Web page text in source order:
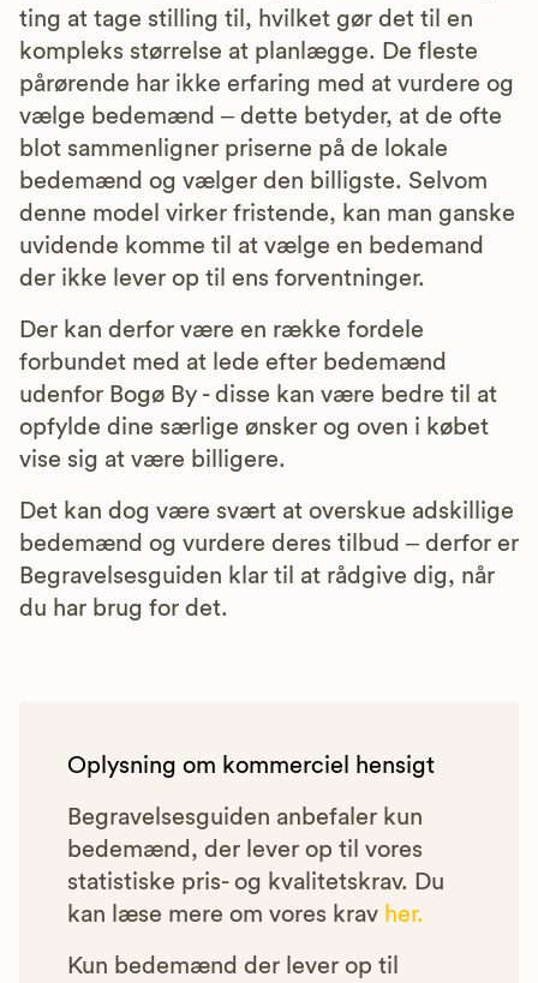
ting at tage stilling til, hvilket gør det til en
kompleks størrelse at planlægge. De fleste
pårørende har ikke erfaring med at vurdere og
vælge bedemænd – dette betyder, at de ofte
blot sammenligner priserne på de lokale
bedemænd og vælger den billigste. Selvom
denne model virker fristende, kan man ganske
uvidende komme til at vælge en bedemand
der ikke lever op til ens forventninger.
Der kan derfor være en række fordele
forbundet med at lede efter bedemænd
udenfor Bogø By - disse kan være bedre til at
opfylde dine særlige ønsker og oven i købet
vise sig at være billigere.
Det kan dog være svært at overskue adskillige
bedemænd og vurdere deres tilbud – derfor er
Begravelsesguiden klar til at rådgive dig, når
du har brug for det.
Oplysning om kommerciel hensigt
Begravelsesguiden anbefaler kun
bedemænd, der lever op til vores
statistiske pris- og kvalitetskrav. Du
kan læse mere om vores krav her.
Kun bedemænd der lever op til